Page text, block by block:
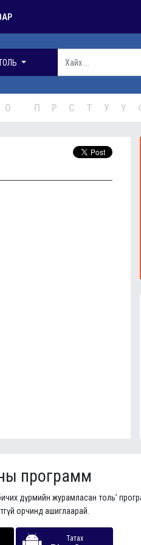
О П Р С Т У Ү
программ
дүрмийн журамласан толь’
орчинд ашиглаарай.
Татах